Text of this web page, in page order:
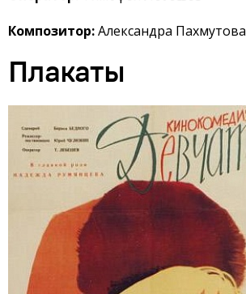
Композитор:Александра Пахмутова
Плакаты